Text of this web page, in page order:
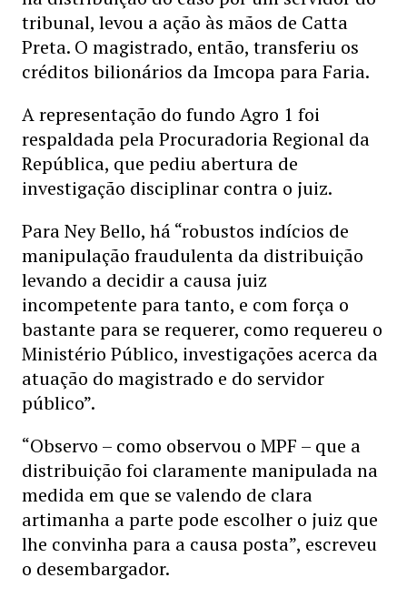
tribunal, levou a ação às mãos de Catta
Preta. O magistrado, então, transferiu os
créditos bilionários da Imcopa para Faria.
A representação do fundo Agro 1 foi
respaldada pela Procuradoria Regional da
República, que pediu abertura de
investigação disciplinar contra o juiz.
Para Ney Bello, há “robustos indícios de
manipulação fraudulenta da distribuição
levando a decidir a causa juiz
incompetente para tanto, e com força o
bastante para se requerer, como requereu o
Ministério Público, investigações acerca da
atuação do magistrado e do servidor
público”.
“Observo – como observou o MPF – que a
distribuição foi claramente manipulada na
medida em que se valendo de clara
artimanha a parte pode escolher o juiz que
lhe convinha para a causa posta”, escreveu
o desembargador.